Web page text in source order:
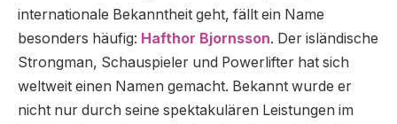
internationale Bekanntheit geht, fällt ein Name
besonders häufig: Hafthor Bjornsson. Der isländische
Strongman, Schauspieler und Powerlifter hat sich
weltweit einen Namen gemacht. Bekannt wurde er
nicht nur durch seine spektakulären Leistungen im